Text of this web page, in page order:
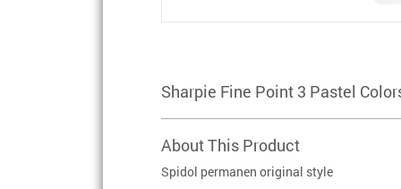
Sharpie Fine Point 3 Pastel
About This Product
Spidol permanen original style